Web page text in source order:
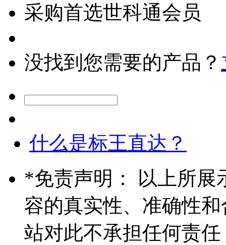
采购首选世科通会员
没找到您需要的产品？
什么是标王直达？
*免责声明： 以上所展
容的真实性、准确性
站对此不承担任何责任